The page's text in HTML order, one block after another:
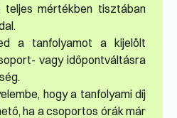
teljes mértékben tisztában
a tanfolyamot a kijelölt
vagy időpontváltásra
hogy a tanfolyami díj
ha a csoportos órák már